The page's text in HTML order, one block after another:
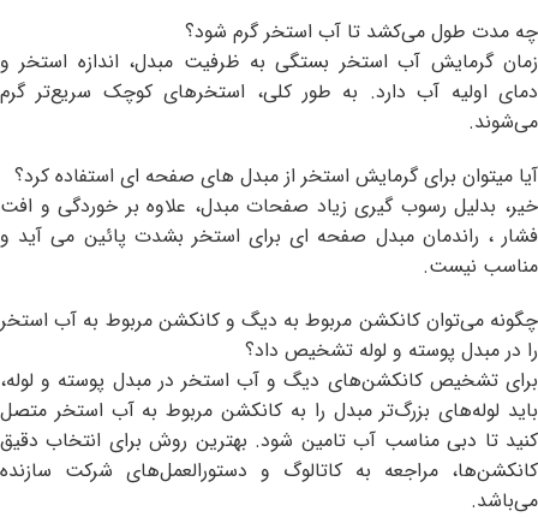
چه مدت طول می‌کشد تا آب استخر گرم شود؟
زمان گرمایش آب استخر بستگی به ظرفیت مبدل، اندازه استخر و
دمای اولیه آب دارد. به طور کلی، استخرهای کوچک سریع‌تر گرم
می‌شوند.
آیا میتوان برای گرمایش استخر از مبدل های صفحه ای استفاده کرد؟
خیر، بدلیل رسوب گیری زیاد صفحات مبدل، علاوه بر خوردگی و افت
فشار ، راندمان مبدل صفحه ای برای استخر بشدت پائین می آید و
مناسب نیست.
چگونه می‌توان کانکشن مربوط به دیگ و کانکشن مربوط به آب استخر
را در مبدل پوسته و لوله تشخیص داد؟
برای تشخیص کانکشن‌های دیگ و آب استخر در مبدل پوسته و لوله،
باید لوله‌های بزرگ‌تر مبدل را به کانکشن مربوط به آب استخر متصل
کنید تا دبی مناسب آب تامین شود. بهترین روش برای انتخاب دقیق
کانکشن‌ها، مراجعه به کاتالوگ و دستورالعمل‌های شرکت سازنده
می‌باشد.